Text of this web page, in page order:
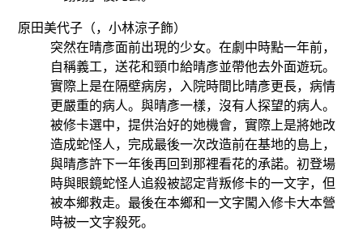
原田美代子（，小林涼子飾）
突然在晴彥面前出現的少女。在劇中時點一年前，
自稱義工，送花和頸巾給晴彥並帶他去外面遊玩。
實際上是在隔壁病房，入院時間比晴彥更長，病情
更嚴重的病人。與晴彥一樣，沒有人探望的病人。
被修卡選中，提供治好的她機會，實際上是將她改
造成蛇怪人，完成最後一次改造前在基地的島上，
與晴彥許下一年後再回到那裡看花的承諾。初登場
時與眼鏡蛇怪人追殺被認定背叛修卡的一文字，但
被本鄉救走。最後在本鄉和一文字闖入修卡大本營
時被一文字殺死。